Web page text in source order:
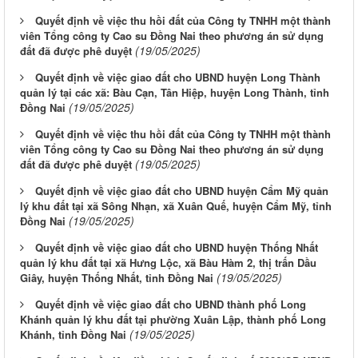
Quyết định về việc thu hồi đất của Công ty TNHH một thành
viên Tổng công ty Cao su Đồng Nai theo phương án sử dụng
đất đã được phê duyệt (19/05/2025)
Quyết định về việc giao đất cho UBND huyện Long Thành
quản lý tại các xã: Bàu Cạn, Tân Hiệp, huyện Long Thành, tỉnh
Đồng Nai (19/05/2025)
Quyết định về việc thu hồi đất của Công ty TNHH một thành
viên Tổng công ty Cao su Đồng Nai theo phương án sử dụng
đất đã được phê duyệt (19/05/2025)
Quyết định về việc giao đất cho UBND huyện Cẩm Mỹ quản
lý khu đất tại xã Sông Nhạn, xã Xuân Quế, huyện Cẩm Mỹ, tỉnh
Đồng Nai (19/05/2025)
Quyết định về việc giao đất cho UBND huyện Thống Nhất
quản lý khu đất tại xã Hưng Lộc, xã Bàu Hàm 2, thị trấn Dầu
Giây, huyện Thống Nhất, tỉnh Đồng Nai (19/05/2025)
Quyết định về việc giao đất cho UBND thành phố Long
Khánh quản lý khu đất tại phường Xuân Lập, thành phố Long
Khánh, tỉnh Đồng Nai (19/05/2025)